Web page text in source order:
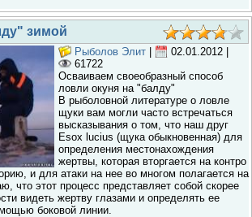
зимой
Рыболов Элит 02.01.2012
61722
Осваиваем своеобразный способ
ловли окуня на "балду"
В рыболовной литературе о ловле
щуки вам могли часто встречаться
высказывания о том, что наш друг
Esox lucius (щука обыкновенная) для
определения местонахождения
жертвы, которая вторгается на контро
и для атаки на нее во многом полагается на
что этот процесс представляет собой скорее
видеть жертву глазами и определять ее
боковой линии.